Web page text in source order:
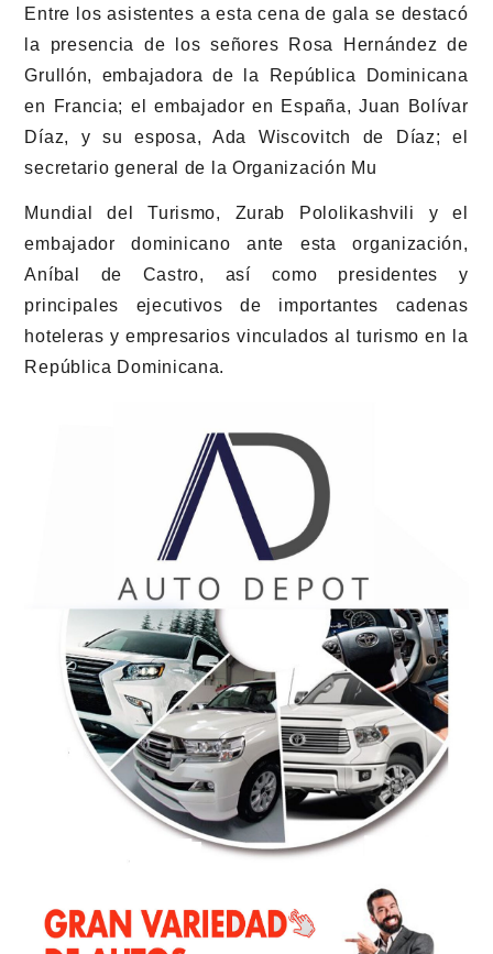
Entre los asistentes a esta cena de gala se destacó
la presencia de los señores Rosa Hernández de
Grullón, embajadora de la República Dominicana
en Francia; el embajador en España, Juan Bolívar
Díaz, y su esposa, Ada Wiscovitch de Díaz; el
secretario general de la Organización Mu
Mundial del Turismo, Zurab Pololikashvili y el
embajador dominicano ante esta organización,
Aníbal de Castro, así como presidentes y
principales ejecutivos de importantes cadenas
hoteleras y empresarios vinculados al turismo en la
República Dominicana.